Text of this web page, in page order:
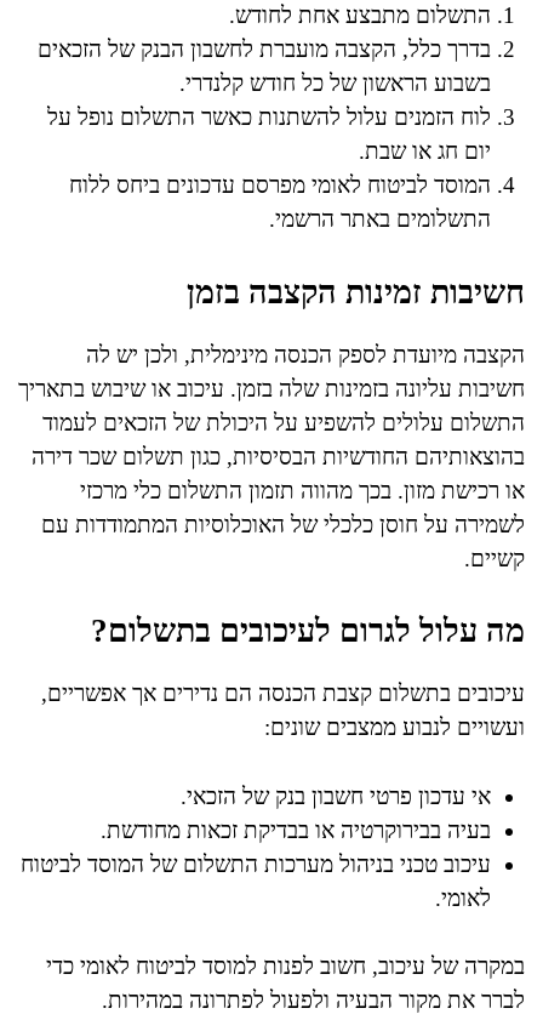
התשלום מתבצע אחת לחודש.
בדרך כלל, הקצבה מועברת לחשבון הבנק של הזכאים
בשבוע הראשון של כל חודש קלנדרי.
לוח הזמנים עלול להשתנות כאשר התשלום נופל על
יום חג או שבת.
המוסד לביטוח לאומי מפרסם עדכונים ביחס ללוח
התשלומים באתר הרשמי.
חשיבות זמינות הקצבה בזמן
הקצבה מיועדת לספק הכנסה מינימלית, ולכן יש לה
חשיבות עליונה בזמינות שלה בזמן. עיכוב או שיבוש בתאריך
התשלום עלולים להשפיע על היכולת של הזכאים לעמוד
בהוצאותיהם החודשיות הבסיסיות, כגון תשלום שכר דירה
או רכישת מזון. בכך מהווה תזמון התשלום כלי מרכזי
לשמירה על חוסן כלכלי של האוכלוסיות המתמודדות עם
קשיים.
מה עלול לגרום לעיכובים בתשלום?
עיכובים בתשלום קצבת הכנסה הם נדירים אך אפשריים,
ועשויים לנבוע ממצבים שונים:
אי עדכון פרטי חשבון בנק של הזכאי.
בעיה בבירוקרטיה או בבדיקת זכאות מחודשת.
עיכוב טכני בניהול מערכות התשלום של המוסד לביטוח
לאומי.
במקרה של עיכוב, חשוב לפנות למוסד לביטוח לאומי כדי
לברר את מקור הבעיה ולפעול לפתרונה במהירות.